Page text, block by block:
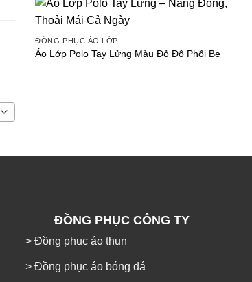
ĐỒNG PHỤC ÁO LỚP
Áo Lớp Polo Tay Lửng Màu Đỏ Đô Phối Be
ĐỒNG PHỤC CÔNG TY
> Đồng phục áo thun
> Đồng phục áo bóng đá